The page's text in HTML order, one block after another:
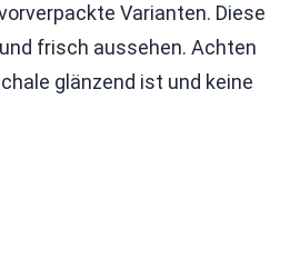
Varianten. Diese
frisch aussehen. Achten
glänzend ist und keine